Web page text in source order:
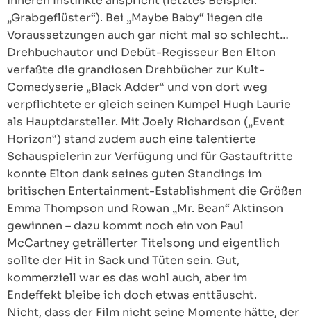
„Grabgeflüster“). Bei „Maybe Baby“ liegen die
Voraussetzungen auch gar nicht mal so schlecht…
Drehbuchautor und Debüt-Regisseur Ben Elton
verfaßte die grandiosen Drehbücher zur Kult-
Comedyserie „Black Adder“ und von dort weg
verpflichtete er gleich seinen Kumpel Hugh Laurie
als Hauptdarsteller. Mit Joely Richardson („Event
Horizon“) stand zudem auch eine talentierte
Schauspielerin zur Verfügung und für Gastauftritte
konnte Elton dank seines guten Standings im
britischen Entertainment-Establishment die Größen
Emma Thompson und Rowan „Mr. Bean“ Aktinson
gewinnen – dazu kommt noch ein von Paul
McCartney geträllerter Titelsong und eigentlich
sollte der Hit in Sack und Tüten sein. Gut,
kommerziell war es das wohl auch, aber im
Endeffekt bleibe ich doch etwas enttäuscht.
Nicht, dass der Film nicht seine Momente hätte, der